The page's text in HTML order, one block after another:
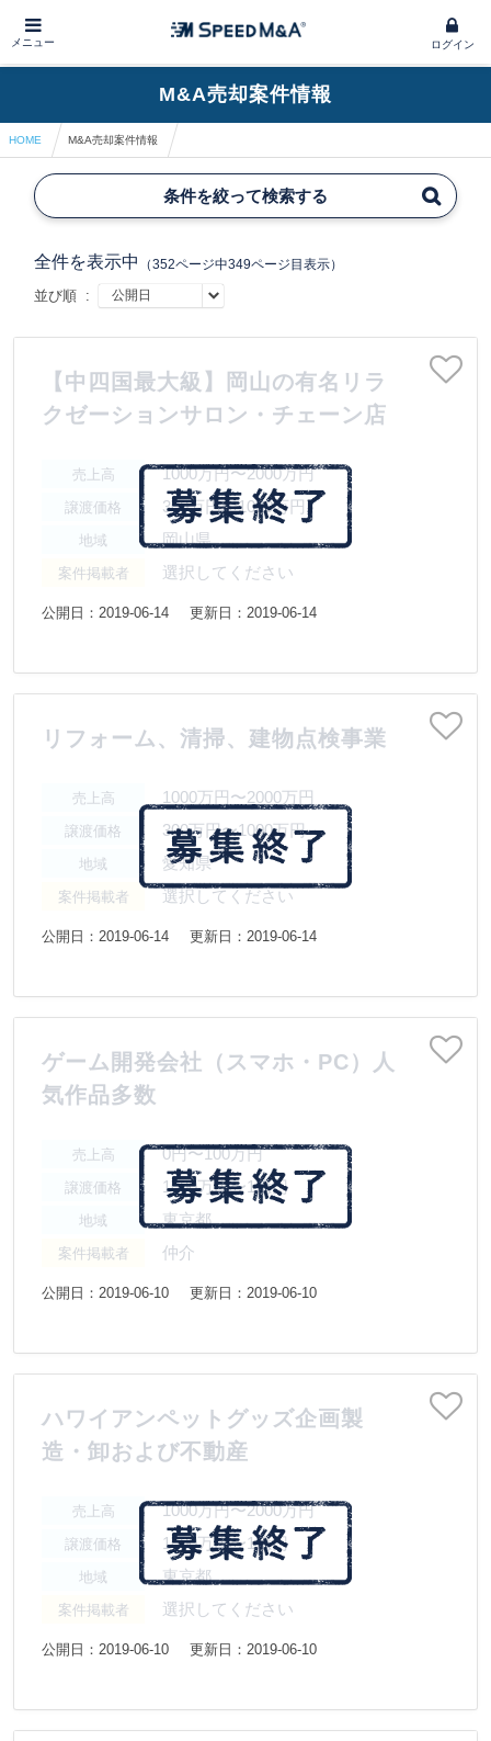
メニュー ログイン
M&A売却案件情報
HOME M&A売却案件情報
条件を絞って検索する
全件を表示中 （352ページ中349ページ目表示）
並び順 :
【中四国最大級】岡山の有名リラ
クゼーションサロン・チェーン店
売上高 1000万円〜2000万円
譲渡価格 300万円〜1000万円
地域 岡山県
案件掲載者 選択してください
公開日：2019-06-14 更新日：2019-06-14
リフォーム、清掃、建物点検事業
売上高 1000万円〜2000万円
譲渡価格 300万円〜1000万円
地域 愛知県
案件掲載者 選択してください
公開日：2019-06-14 更新日：2019-06-14
ゲーム開発会社（スマホ・PC）人
気作品多数
売上高 0円〜100万円
譲渡価格 1000万円〜1億円
地域 東京都
案件掲載者 仲介
公開日：2019-06-10 更新日：2019-06-10
ハワイアンペットグッズ企画製
造・卸および不動産
売上高 1000万円〜2000万円
譲渡価格 1000万円〜1億円
地域 東京都
案件掲載者 選択してください
公開日：2019-06-10 更新日：2019-06-10